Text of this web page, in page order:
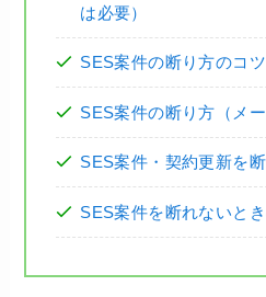
は必要）
SES案件の断り方のコツ
SES案件の断り方（メ
SES案件・契約更新を
SES案件を断れないと